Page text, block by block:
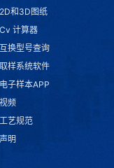
2D和3D图纸
Cv 计算器
互换型号查询
取样系统软件
电子样本APP
视频
工艺规范
声明